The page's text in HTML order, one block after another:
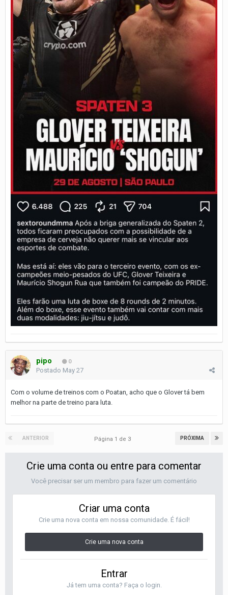
pipo 0
Postado May 27
Com o volume de treinos com o Poatan, acho que o Glover tá bem
melhor na parte de treino para luta.
ANTERIOR PRÓXIMA
Página 1 de 3
Crie uma conta ou entre para comentar
Você precisar ser um membro para fazer um comentário
Criar uma conta
Crie uma nova conta em nossa comunidade. É fácil!
Crie uma nova conta
Entrar
Já tem uma conta? Faça o login.